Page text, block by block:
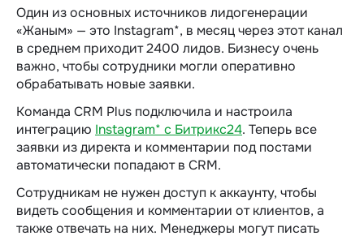
Один из основных источников лидогенерации
«Жаным» — это Instagram*, в месяц через этот канал
в среднем приходит 2400 лидов. Бизнесу очень
важно, чтобы сотрудники могли оперативно
обрабатывать новые заявки.
Команда CRM Plus подключила и настроила
интеграцию Instagram* с Битрикс24. Теперь все
заявки из директа и комментарии под постами
автоматически попадают в CRM.
Сотрудникам не нужен доступ к аккаунту, чтобы
видеть сообщения и комментарии от клиентов, а
также отвечать на них. Менеджеры могут писать